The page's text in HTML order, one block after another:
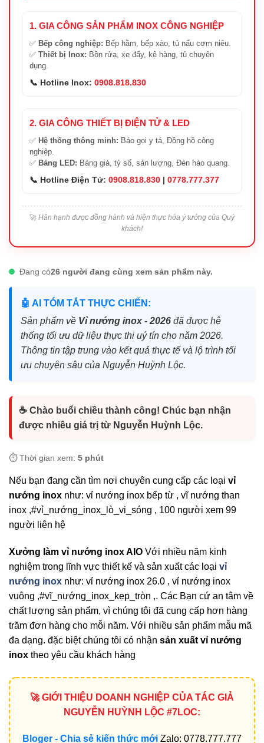
1. GIA CÔNG SẢN PHẨM INOX CÔNG NGHIỆP
✅ Bếp công nghiệp: Bếp hầm, bếp xào, tủ nấu cơm niêu.
✅ Thiết bị Inox: Bồn rửa, xe đẩy, kệ hàng, tủ chuyên
dụng.
📞 Hotline Inox: 0908.818.830
2. GIA CÔNG THIẾT BỊ ĐIỆN TỬ & LED
✅ Hệ thống thông minh: Báo gọi y tá, Đồng hồ công
nghiệp.
✅ Bảng LED: Bảng giá, tỷ số, sản lượng, Đèn hào quang.
📞 Hotline Điện Tử: 0908.818.830 | 0778.777.377
🚀 Hân hạnh được đồng hành và hiện thực hóa ý tưởng của Quý
khách!
Đang có26 người đang cùng xem sản phẩm này.
🤖 AI TÓM TẮT THỰC CHIẾN:
Sản phẩm về Vỉ nướng inox - 2026 đã được hệ
thống tối ưu dữ liệu thực thi uý tín cho năm 2026.
Thông tin tập trung vào kết quả thực tế và lộ trình tối
ưu chuyên sâu của Nguyễn Huỳnh Lộc.
☕ Chào buổi chiều thành công! Chúc bạn nhận
được nhiều giá trị từ Nguyễn Huỳnh Lộc.
⏱️ Thời gian xem: 5 phút
Nếu bạn đang cần tìm nơi chuyên cung cấp các loại vỉ
nướng inox như: vỉ nướng inox bếp từ , vĩ nướng than
inox ,#vỉ_nướng_inox_lò_vi_sóng , 100 người xem 99
người liên hệ
Xưởng làm vỉ nướng inox AIO Với nhiều năm kinh
nghiệm trong lĩnh vực thiết kế và sản xuất các loại vỉ
nướng inox như: vỉ nướng inox 26.0 , vỉ nướng inox
vuông ,#vĩ_nướng_inox_kẹp_tròn ,. Các Bạn cứ an tâm về
chất lượng sản phẩm, vì chúng tôi đã cung cấp hơn hàng
trăm đơn hàng cho mỗi năm. Với nhiều sản phẩm mẫu mã
đa dạng. đặc biệt chúng tôi có nhận sản xuất vỉ nướng
inox theo yêu cầu khách hàng
🚀 GIỚI THIỆU DOANH NGHIỆP CỦA TÁC GIẢ
NGUYỄN HUỲNH LỘC #7LOC:
Bloger - Chia sẻ kiến thức mới Zalo: 0778.777.777